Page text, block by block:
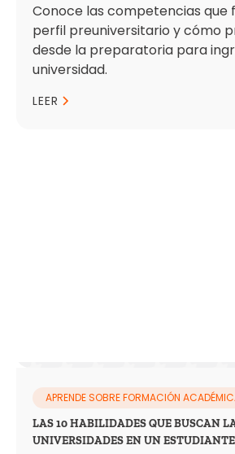
Conoce las competencias
perfil preuniversitario y cómo
desde la preparatoria para
universidad.
LEER
APRENDE SOBRE FORMACIÓN
LAS 10 HABILIDADES QUE BUSCAN
UNIVERSIDADES EN UN ESTUDIANTE